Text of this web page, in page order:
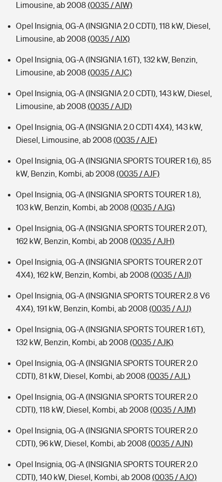
Limousine, ab 2008 (0035 / AIW)
Opel Insignia, 0G-A (INSIGNIA 2.0 CDTI), 118 kW, Diesel,
Limousine, ab 2008 (0035 / AIX)
Opel Insignia, 0G-A (INSIGNIA 1.6T), 132 kW, Benzin,
Limousine, ab 2008 (0035 / AJC)
Opel Insignia, 0G-A (INSIGNIA 2.0 CDTI), 143 kW, Diesel,
Limousine, ab 2008 (0035 / AJD)
Opel Insignia, 0G-A (INSIGNIA 2.0 CDTI 4X4), 143 kW,
Diesel, Limousine, ab 2008 (0035 / AJE)
Opel Insignia, 0G-A (INSIGNIA SPORTS TOURER 1.6), 85
kW, Benzin, Kombi, ab 2008 (0035 / AJF)
Opel Insignia, 0G-A (INSIGNIA SPORTS TOURER 1.8),
103 kW, Benzin, Kombi, ab 2008 (0035 / AJG)
Opel Insignia, 0G-A (INSIGNIA SPORTS TOURER 2.0T),
162 kW, Benzin, Kombi, ab 2008 (0035 / AJH)
Opel Insignia, 0G-A (INSIGNIA SPORTS TOURER 2.0T
4X4), 162 kW, Benzin, Kombi, ab 2008 (0035 / AJI)
Opel Insignia, 0G-A (INSIGNIA SPORTS TOURER 2.8 V6
4X4), 191 kW, Benzin, Kombi, ab 2008 (0035 / AJJ)
Opel Insignia, 0G-A (INSIGNIA SPORTS TOURER 1.6T),
132 kW, Benzin, Kombi, ab 2008 (0035 / AJK)
Opel Insignia, 0G-A (INSIGNIA SPORTS TOURER 2.0
CDTI), 81 kW, Diesel, Kombi, ab 2008 (0035 / AJL)
Opel Insignia, 0G-A (INSIGNIA SPORTS TOURER 2.0
CDTI), 118 kW, Diesel, Kombi, ab 2008 (0035 / AJM)
Opel Insignia, 0G-A (INSIGNIA SPORTS TOURER 2.0
CDTI), 96 kW, Diesel, Kombi, ab 2008 (0035 / AJN)
Opel Insignia, 0G-A (INSIGNIA SPORTS TOURER 2.0
CDTI), 140 kW, Diesel, Kombi, ab 2008 (0035 / AJO)